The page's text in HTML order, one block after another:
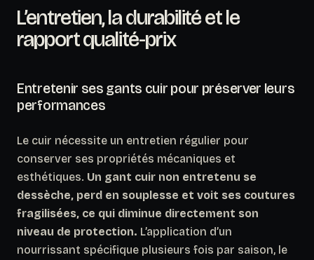
L’entretien, la durabilité et le
rapport qualité-prix
Entretenir ses gants cuir pour préserver leurs
performances
Le cuir nécessite un entretien régulier pour
conserver ses propriétés mécaniques et
esthétiques. Un gant cuir non entretenu se
dessèche, perd en souplesse et voit ses coutures
fragilisées, ce qui diminue directement son
niveau de protection. L’application d’un
nourrissant spécifique plusieurs fois par saison, le